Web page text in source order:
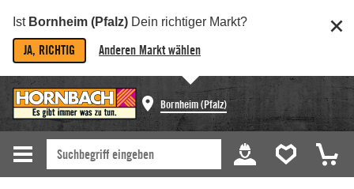
Ist Bornheim (Pfalz) Dein richtiger Markt?
JA, RICHTIG Anderen Markt wählen
Bornheim (Pfalz)